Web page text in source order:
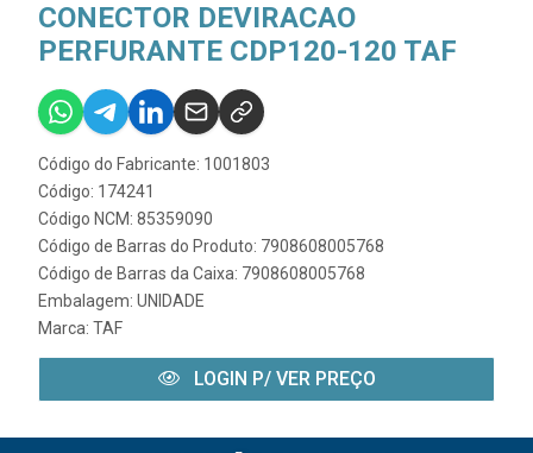
CONECTOR DEVIRACAO
PERFURANTE CDP120-120 TAF
Código do Fabricante: 1001803
Código: 174241
Código NCM: 85359090
Código de Barras do Produto: 7908608005768
Código de Barras da Caixa: 7908608005768
Embalagem: UNIDADE
Marca: TAF
LOGIN P/ VER PREÇO